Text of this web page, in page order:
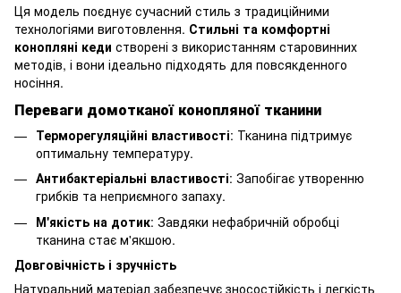
Ця модель поєднує сучасний стиль з традиційними
технологіями виготовлення. Стильні та комфортні
конопляні кеди створені з використанням старовинних
методів, і вони ідеально підходять для повсякденного
носіння.
Переваги домотканої конопляної тканини
Терморегуляційні властивості: Тканина підтримує
оптимальну температуру.
Антибактеріальні властивості: Запобігає утворенню
грибків та неприємного запаху.
М'якість на дотик: Завдяки нефабричній обробці
тканина стає м'якшою.
Довговічність і зручність
Натуральний матеріал забезпечує зносостійкість і легкість